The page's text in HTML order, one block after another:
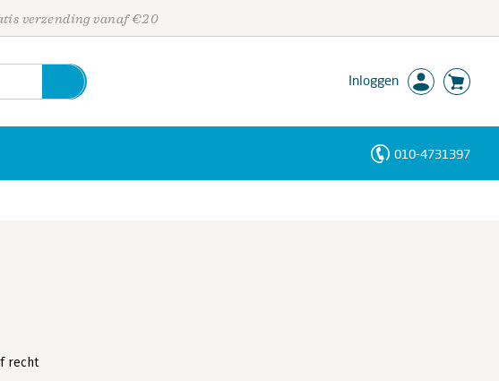
verzending vanaf €20
Inloggen
010-4731397
recht
Personen